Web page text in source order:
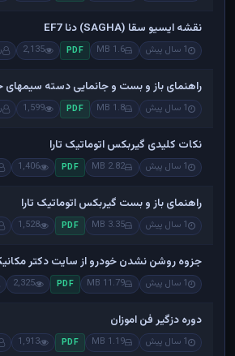
نقشه ایسیو سقا (SAGHA) دنا EF7
1 سال پیش 1.6 MB
PDF
2,135
راهنمای باز و بست و جانمایی دسته سیمهای
1 سال پیش 1.8 MB
PDF
1,599
نکات کلیدی گیربکس اتوماتیک تارا
1 سال پیش 2.82 MB
PDF
1,406
راهنمای باز و بست گیربکس اتوماتیک تارا
1 سال پیش 3.35 MB
PDF
1,528
جزوه روشن نشدن خودرو از سایت دکتر
1 سال پیش 11.79 MB
PDF
2,325
دوره دزگیر فن اموزان
1 سال پیش 1.19 MB
PDF
1,913